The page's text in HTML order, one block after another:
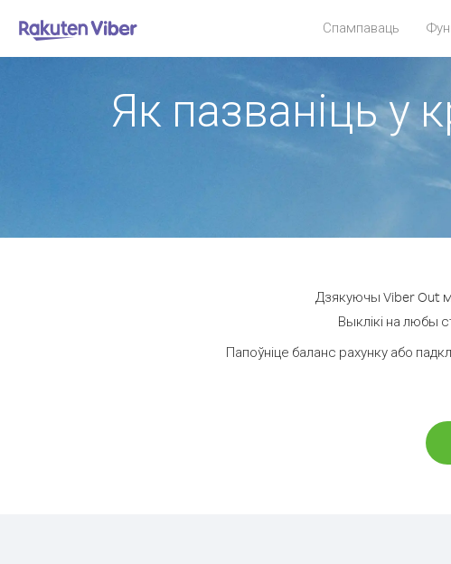
Спампаваць
Як пазваніць у
Дзякуючы Viber Out
Выклікі на любы
Папоўніце баланс рахунку або